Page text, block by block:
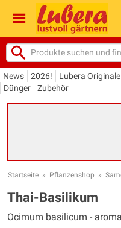
News 2026! Lubera Originale
Dünger
Zubehör
Startseite » Pflanzenshop »
Thai-Basilikum
Ocimum basilicum -